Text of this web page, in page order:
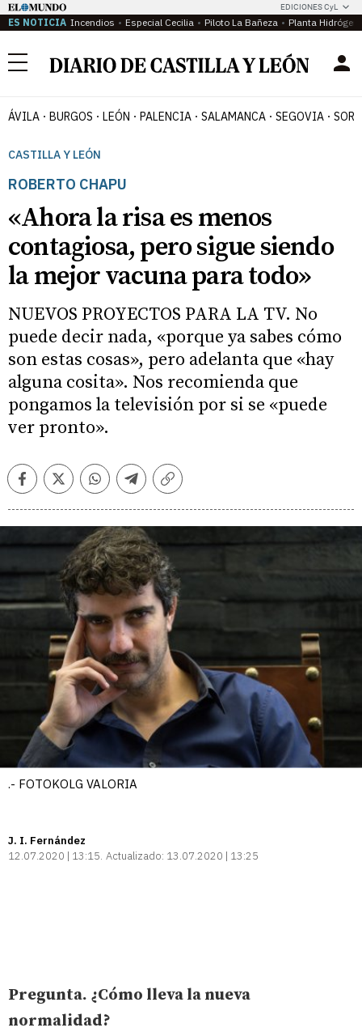
EDICIONES CyL
ES NOTICIA Incendios Especial Cecilia Piloto La Bañeza Planta
Menú
ÁVILA BURGOS LEÓN PALENCIA SALAMANCA SEGOVIA
CASTILLA Y LEÓN
ROBERTO CHAPU
«Ahora la risa es menos
contagiosa, pero sigue siendo
la mejor vacuna para todo»
NUEVOS PROYECTOS PARA LA TV. No
puede decir nada, «porque ya sabes cómo
son estas cosas», pero adelanta que «hay
alguna cosita». Nos recomienda que
pongamos la televisión por si se «puede
ver pronto».
FacebookTwitterWhatsappTelegramCopiar
.- FOTOKOLG VALORIA
J. I. Fernández
12.07.2020 | 13:15 Actualizado: 13.07.2020 | 13:25
Pregunta. ¿Cómo lleva la nueva
normalidad?